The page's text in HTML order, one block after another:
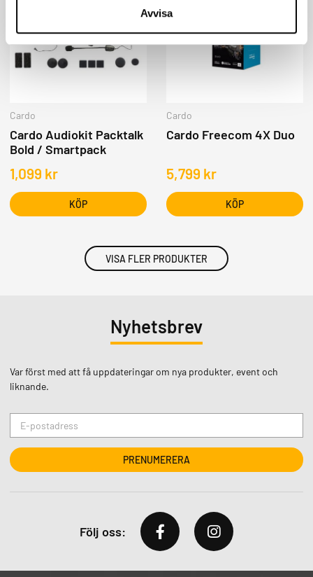
Avvisa
Cardo
Cardo Audiokit Packtalk
Bold / Smartpack
1,099 kr
KÖP
Cardo
Cardo Freecom 4X Duo
5,799 kr
KÖP
VISA FLER PRODUKTER
Nyhetsbrev
Var först med att få uppdateringar om nya produkter, event och
liknande.
Följ oss: